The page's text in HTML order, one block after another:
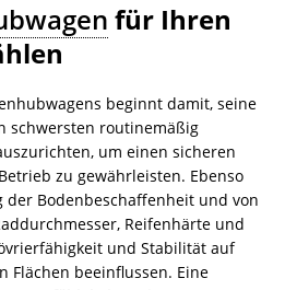
für Ihren
beginnt damit, seine
schwersten routinemäßig
um einen sicheren
zu gewährleisten. Ebenso
Bodenbeschaffenheit und von
Reifenhärte und
und Stabilität auf
Flächen beeinflussen. Eine